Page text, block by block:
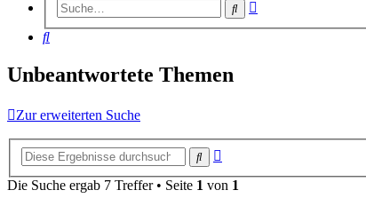
Suche
Suche
Unbeantwortete Themen
Zur erweiterten Suche
Suche
Die Suche ergab 7 Treffer • Seite 1 von 1